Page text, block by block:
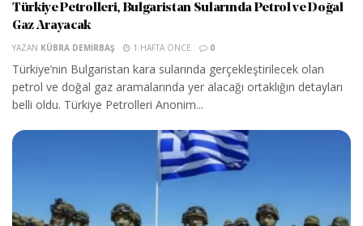
Türkiye Petrolleri, Bulgaristan Sularında Petrol ve Doğal
Gaz Arayacak
YAZAN KÜBRA DEMIRBAŞ 1 HAFTA ÖNCE 0
Türkiye’nin Bulgaristan kara sularında gerçekleştirilecek olan
petrol ve doğal gaz aramalarında yer alacağı ortaklığın detayları
belli oldu. Türkiye Petrolleri Anonim...